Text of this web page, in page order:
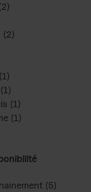
Apply Cedric
(2) Apply Joachim
Apply Adèle
Apply Andreas
(1) Apply Anneleen
(1) Apply Annick
(5) Apply